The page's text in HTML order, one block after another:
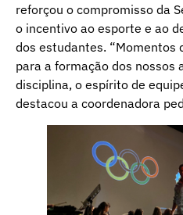
reforçou o compromisso da
o incentivo ao esporte e ao
dos estudantes. “Momentos
para a formação dos nossos
disciplina, o espírito de
destacou a coordenadora